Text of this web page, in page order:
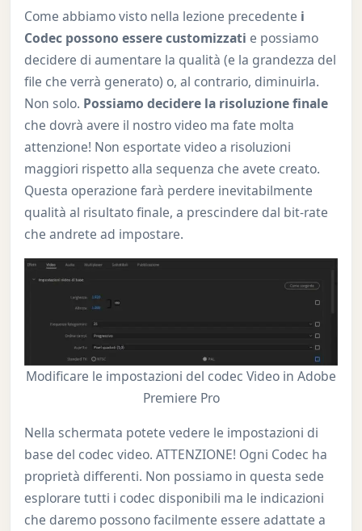
Come abbiamo visto nella lezione precedente i
Codec possono essere customizzati e possiamo
decidere di aumentare la qualità (e la grandezza del
file che verrà generato) o, al contrario, diminuirla.
Non solo. Possiamo decidere la risoluzione finale
che dovrà avere il nostro video ma fate molta
attenzione! Non esportate video a risoluzioni
maggiori rispetto alla sequenza che avete creato.
Questa operazione farà perdere inevitabilmente
qualità al risultato finale, a prescindere dal bit-rate
che andrete ad impostare.
Modificare le impostazioni del codec Video in Adobe
Premiere Pro
Nella schermata potete vedere le impostazioni di
base del codec video. ATTENZIONE! Ogni Codec ha
proprietà differenti. Non possiamo in questa sede
esplorare tutti i codec disponibili ma le indicazioni
che daremo possono facilmente essere adattate a